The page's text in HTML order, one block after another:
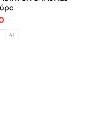
price was: €59.90.
Η τρέχουσα τιμή
41